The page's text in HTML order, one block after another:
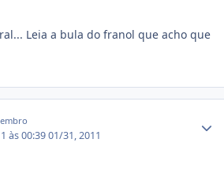
Leia a bula do franol que acho que
às 00:3901/31, 2011